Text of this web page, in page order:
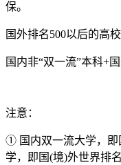
保。
国外排名500以后的高
国内非“双一流”本科+
注意：
① 国内双一流大学，即
学，即国(境)外世界排名